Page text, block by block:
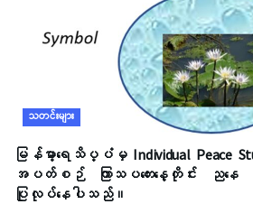
သတင်းများ
မြန်မာ့ရေသိပ္ပံမှ Individual Peace
အပတ်စဉ် ကြာသပတေးနေ့တိုင်း ည
ပြုလုပ်နေပါသည်။